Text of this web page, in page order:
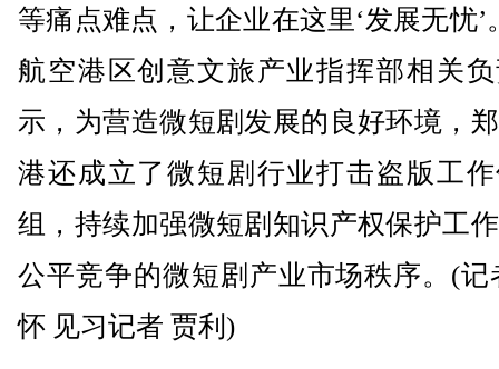
等痛点难点，让企业在这里‘发展无忧’
航空港区创意文旅产业指挥部相关
示，为营造微短剧发展的良好环境，
港还成立了微短剧行业打击盗版工
组，持续加强微短剧知识产权保护工
公平竞争的微短剧产业市场秩序。(记
怀 见习记者 贾利)